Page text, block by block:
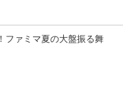
ファミマ夏の大盤振る舞